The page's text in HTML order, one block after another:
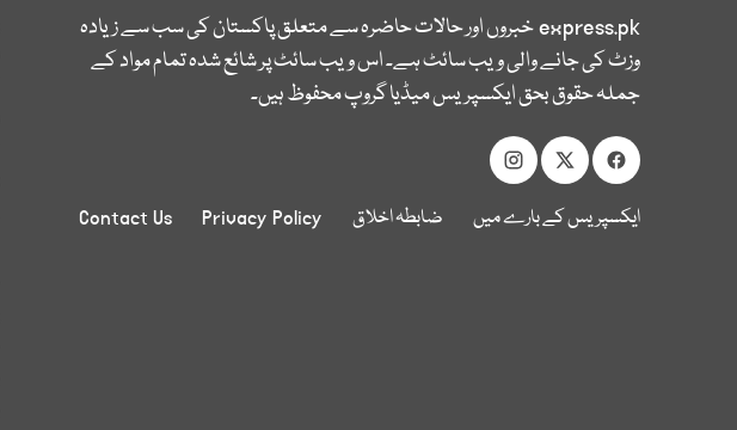
express.pkخبروں اور حالات حاضرہ سے متعلق پاکستان کی سب سے زیادہ
وزٹ کی جانے والی ویب سائٹ ہے۔ اس ویب سائٹ پر شائع شدہ تمام مواد کے
جملہ حقوق بحق ایکسپریس میڈیا گروپ محفوظ ہیں۔
ایکسپریس کے بارے میں ضابطہ اخلاق Privacy Policy
Contact Us